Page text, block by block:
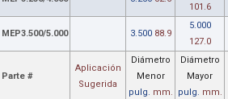
101.6
MEP3.500/5.000 3.500 88.9
5.000
127.0
Parte #
Aplicación
Sugerida
Diámetro
Menor
pulg. mm.
Diámetro
Mayor
pulg. mm.